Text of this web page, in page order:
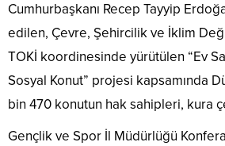
Cumhurbaşkanı Recep Tayyip
edilen, Çevre, Şehircilik ve İklim
TOKİ koordinesinde yürütülen “Ev
Sosyal Konut” projesi kapsamında
bin 470 konutun hak sahipleri, kura
Gençlik ve Spor İl Müdürlüğü